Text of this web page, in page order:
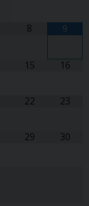
8 9
15 16
22 23
29 30